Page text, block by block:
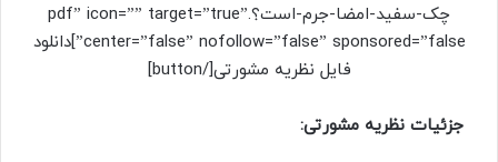
چک-سفید-امضا-جرم-است؟.pdf” icon=”” target=”true”
center=”false” nofollow=”false” sponsored=”false”]دانلود
فایل نظریه مشورتی[/button]
جزئیات نظریه مشورتی: